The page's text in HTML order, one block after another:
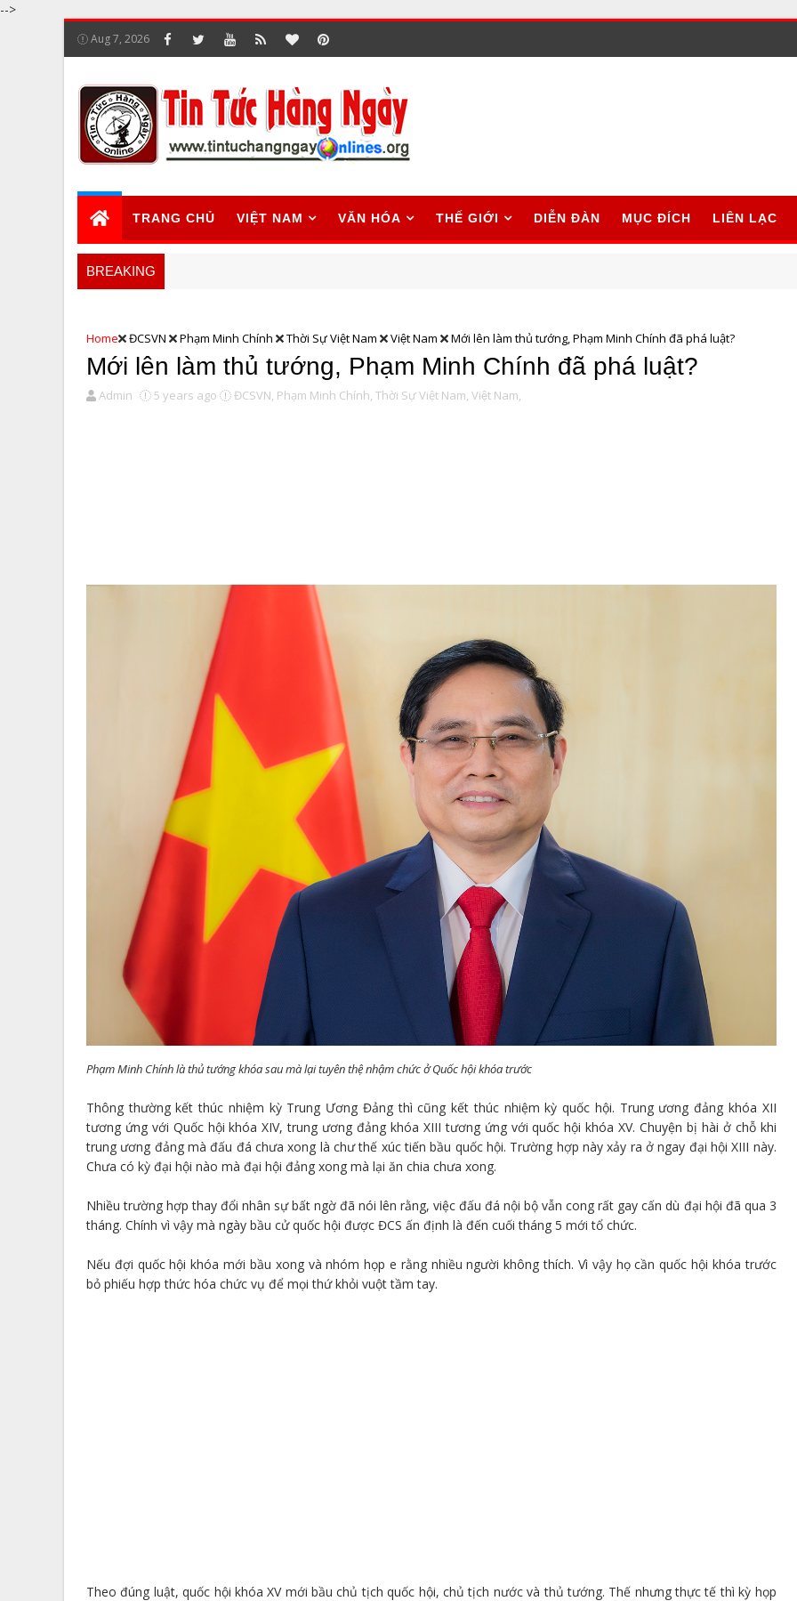
-->
Aug 7, 2026
TRANG CHỦ VIỆT NAM VĂN HÓA THẾ GIỚI DIỄN ĐÀN MỤC ĐÍCH LIÊN LẠC
BREAKING
Home ĐCSVN Phạm Minh Chính Thời Sự Việt Nam Việt Nam Mới lên làm thủ tướng, Phạm Minh Chính đã phá luật?
Mới lên làm thủ tướng, Phạm Minh Chính đã phá luật?
Admin 5 years ago ĐCSVN, Phạm Minh Chính, Thời Sự Việt Nam, Việt Nam,
Phạm Minh Chính là thủ tướng khóa sau mà lại tuyên thệ nhậm chức ở Quốc hội khóa trước
Thông thường kết thúc nhiệm kỳ Trung Ương Đảng thì cũng kết thúc nhiệm kỳ quốc hội. Trung ương đảng khóa XII
tương ứng với Quốc hội khóa XIV, trung ương đảng khóa XIII tương ứng với quốc hội khóa XV. Chuyện bị hài ở chỗ khi
trung ương đảng mà đấu đá chưa xong là chư thế xúc tiến bầu quốc hội. Trường hợp này xảy ra ở ngay đại hội XIII này.
Chưa có kỳ đại hội nào mà đại hội đảng xong mà lại ăn chia chưa xong.
Nhiều trường hợp thay đổi nhân sự bất ngờ đã nói lên rằng, việc đấu đá nội bộ vẫn cong rất gay cấn dù đại hội đã qua 3
tháng. Chính vì vậy mà ngày bầu cử quốc hội được ĐCS ấn định là đến cuối tháng 5 mới tổ chức.
Nếu đợi quốc hội khóa mới bầu xong và nhóm họp e rằng nhiều người không thích. Vì vậy họ cần quốc hội khóa trước
bỏ phiếu hợp thức hóa chức vụ để mọi thứ khỏi vuột tầm tay.
Theo đúng luật, quốc hội khóa XV mới bầu chủ tịch quốc hội, chủ tịch nước và thủ tướng. Thế nhưng thực tế thì kỳ họp